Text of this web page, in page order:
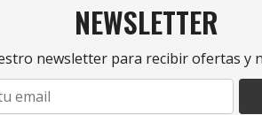
NEWSLETTER
newsletter para recibir ofertas y